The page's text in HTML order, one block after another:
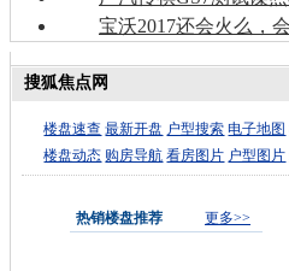
宝沃2017还会火么，
搜狐焦点网
楼盘速查 最新开盘 户型搜索 电子地图
楼盘动态 购房导航 看房图片 户型图片
热销楼盘推荐 更多>>